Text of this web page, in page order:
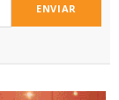
ENVIAR